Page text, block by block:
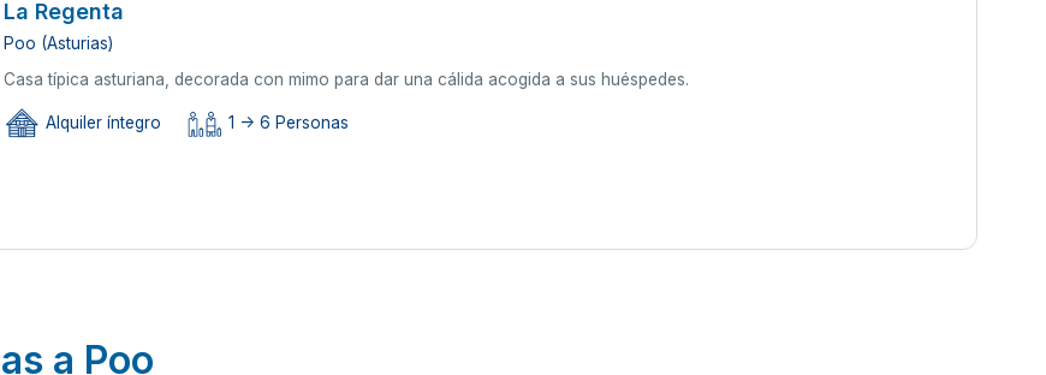
La Regenta
Poo (Asturias)
Casa típica asturiana, decorada con mimo para dar una cálida acogida a sus huéspedes.
Alquiler íntegro 1 -> 6 Personas
a Poo